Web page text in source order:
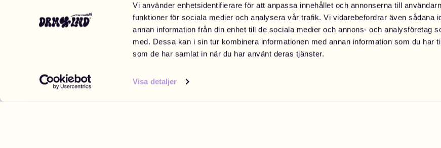
Vi använder enhetsidentifierare för att anpassa innehållet och annonserna till
funktioner för sociala medier och analysera vår trafik. Vi vidarebefordrar även sådana
annan information från din enhet till de sociala medier och annons- och analysföretag
med. Dessa kan i sin tur kombinera informationen med annan information som du har
som de har samlat in när du har använt deras tjänster.
Visa detaljer
Tilgængelighedserklæring
Characters
Lifestyle
Food & Mood